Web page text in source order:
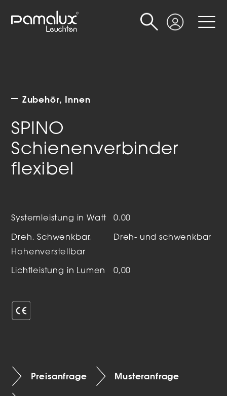
Login
Suche
Zubehör Innen
SPINO
Schienenverbinder
flexibel
Systemleistung in Watt 0.00
Dreh, Schwenkbar,
Hohenverstellbar
Dreh- und schwenkbar
Lichtleistung in Lumen 0,00
Preisanfrage Musteranfrage